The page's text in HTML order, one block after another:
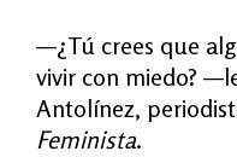
—¿Tú crees que
vivir con miedo?
Antolínez,
Feminista.